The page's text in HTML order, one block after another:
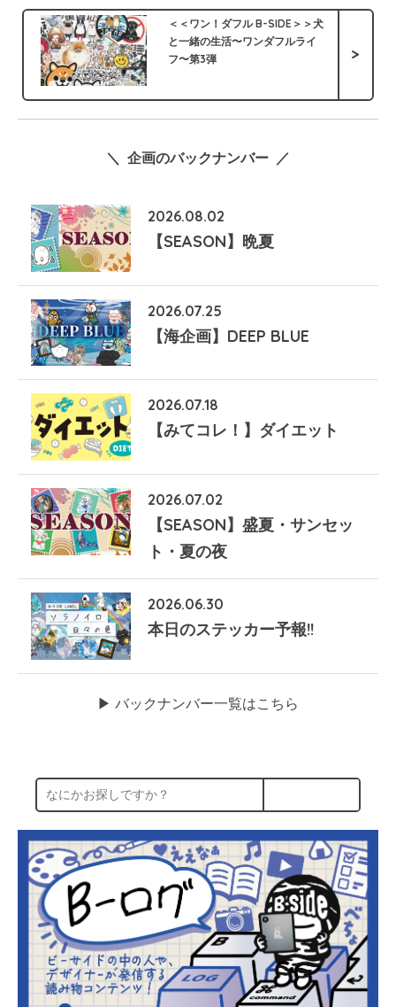
＜＜ワン！ダフル B-SIDE＞＞犬
と一緒の生活〜ワンダフルライ
フ〜第3弾
>
＼ 企画のバックナンバー ／
2026.08.02
【SEASON】晩夏
2026.07.25
【海企画】DEEP BLUE
2026.07.18
【みてコレ！】ダイエット
2026.07.02
【SEASON】盛夏・サンセッ
ト・夏の夜
2026.06.30
本日のステッカー予報!!
▶︎ バックナンバー一覧はこちら